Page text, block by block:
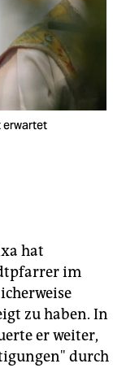
erwartet
hat
im
zu haben. In
er weiter,
durch